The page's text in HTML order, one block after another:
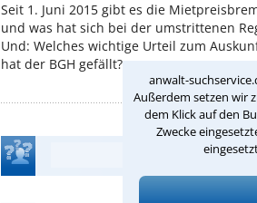
anwalt-
Außerdem setzen wir
dem Klick auf den
Zwecke
Seit 1. Juni 2015 gibt es die
und was hat sich bei der umstrittenen
Und: Welches wichtige Urteil zum
hat der BGH gefällt? ...